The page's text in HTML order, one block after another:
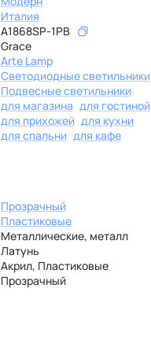
Италия
A1868SP-1PB
Grace
Arte Lamp
Светодиодные светильники
Подвесные светильники
для магазина для гостиной
для прихожей для кухни
для спальни для кафе
Прозрачный
Пластиковые
Металлические, металл
Латунь
Акрил, Пластиковые
Прозрачный